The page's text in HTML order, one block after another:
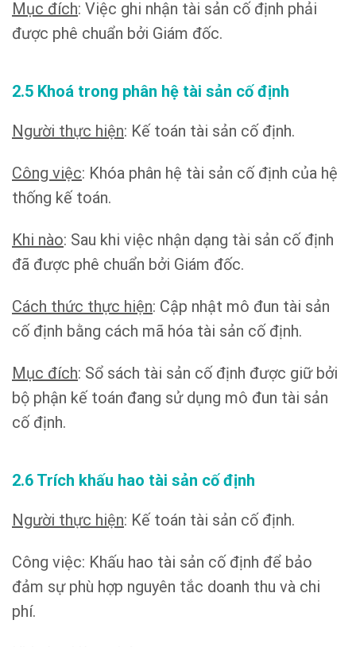
Mục đích: Việc ghi nhận tài sản cố định phải
được phê chuẩn bởi Giám đốc.
2.5 Khoá trong phân hệ tài sản cố định
Người thực hiện: Kế toán tài sản cố định.
Công việc: Khóa phân hệ tài sản cố định của hệ
thống kế toán.
Khi nào: Sau khi việc nhận dạng tài sản cố định
đã được phê chuẩn bởi Giám đốc.
Cách thức thực hiện: Cập nhật mô đun tài sản
cố định bằng cách mã hóa tài sản cố định.
Mục đích: Sổ sách tài sản cố định được giữ bởi
bộ phận kế toán đang sử dụng mô đun tài sản
cố định.
2.6 Trích khấu hao tài sản cố định
Người thực hiện: Kế toán tài sản cố định.
Công việc: Khấu hao tài sản cố định để bảo
đảm sự phù hợp nguyên tắc doanh thu và chi
phí.